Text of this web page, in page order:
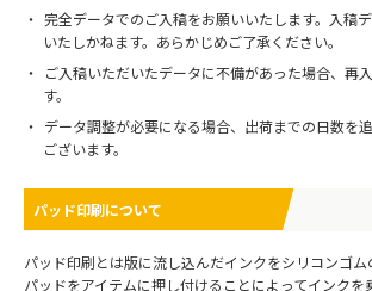
完全データでのご入稿をお願いいたします。入稿
いたしかねます。あらかじめご了承ください。
ご入稿いただいたデータに不備があった場合、再
す。
データ調整が必要になる場合、出荷までの日数を
ございます。
パッド印刷について
パッド印刷とは版に流し込んだインクをシリコンゴム
パッドをアイテムに押し付けることによってインクを